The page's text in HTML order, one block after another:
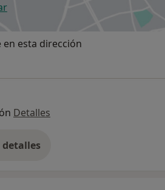
en una nueva pestaña
esta dirección
Detalles
la dirección